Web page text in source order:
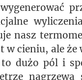
nasz
w cieniu, ale że
dużo pól i
nagrzewa